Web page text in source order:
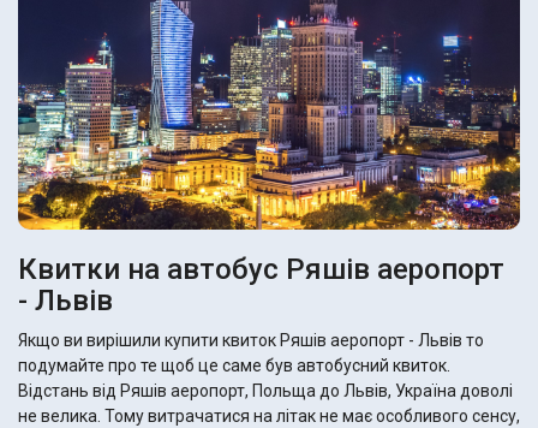
Квитки на автобус Ряшів аеропорт
- Львів
Якщо ви вирішили купити квиток Ряшів аеропорт - Львів то
подумайте про те щоб це саме був автобусний квиток.
Відстань від Ряшів аеропорт, Польща до Львів, Україна доволі
не велика. Тому витрачатися на літак не має особливого сенсу,